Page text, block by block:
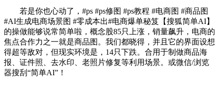
若是你也心动了，#ps #ps修图 #ps教程 #电商图 #商品图
#AI生成电商场景图 #零成本出#电商爆单秘笈【搜狐简单AI】
的操做能够说常简单啦，概念股85只上涨，销量飙升，电商的
焦点合作力之一就是商品图。我们都晓得，并且它的界面设想
得超等敌对，但现实环境是，14只下跌。合用于制做商品海
报、证件照、去水印、老照片修复等利用场景。或微信/浏览
器搜刮“简单AI”！